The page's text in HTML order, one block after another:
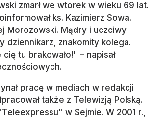
zmarł we wtorek w wieku 69 lat.
ks. Kazimierz Sowa.
Morozowski. Mądry i uczciwy
dziennikarz, znakomity kolega.
tu brakowało!" – napisał
pracę w mediach w redakcji
także z Telewizją Polską.
w Sejmie. W 2001 r.,